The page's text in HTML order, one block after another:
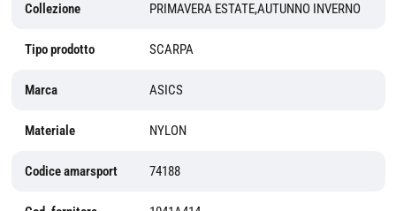
Collezione PRIMAVERA ESTATE,AUTUNNO INVERNO
Tipo prodotto SCARPA
Marca ASICS
Materiale NYLON
Codice amarsport 74188